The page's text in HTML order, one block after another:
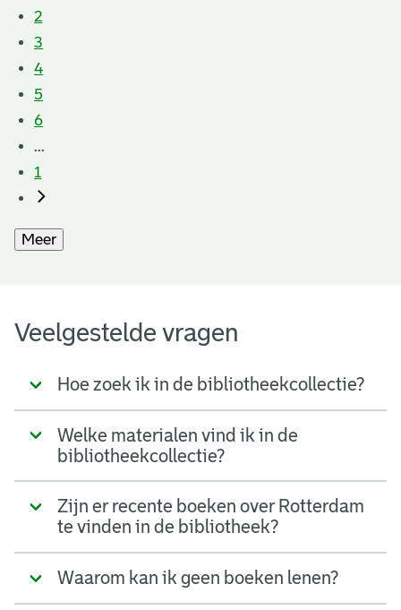
2
3
4
5
6
...
1
Meer
Veelgestelde vragen
Hoe zoek ik in de bibliotheekcollectie?
Welke materialen vind ik in de
bibliotheekcollectie?
Zijn er recente boeken over Rotterdam
te vinden in de bibliotheek?
Waarom kan ik geen boeken lenen?